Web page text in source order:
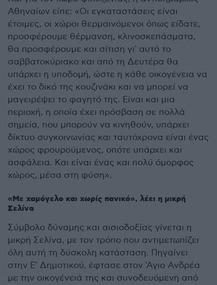
Αθηναίων είπε: «Οι εγκαταστάσεις είναι
έτοιμες, οι χώροι θερμαινόμενοι όπως είδατε,
προσφέρουμε θέρμανση, κλινοσκεπάσματα,
θα προσφέρουμε και σίτιση γι' αυτό το
σαββατοκύριακο και από τη Δευτέρα θα
υπάρχει η υποδομή, ώστε η κάθε οικογένεια να
έχει το δικό της κουζινάκι και να μπορεί να
μαγειρέψει το φαγητό της. Είναι και μια
περιοχή, η οποία έχει πρόσβαση σε πολλά
σημεία, που μπορούν να κινηθούν, υπάρχει
δίκτυο συγκοινωνίας και ταυτόχρονα είναι ένας
χώρος φρουρούμενος, οπότε υπάρχει και
ασφάλεια. Και είναι ένας και πολύ όμορφος
χώρος, μέσα στη φύση».
«Με χαμόγελο και χωρίς πανικό», λέει η μικρή
Σελίνα
Σύμβολο δύναμης και αισιοδοξίας γίνεται η
μικρή Σελίνα, με τον τρόπο που αντιμετωπίζει
όλη αυτή τη δύσκολη κατάσταση. Πηγαίνει
στην Ε' Δημοτικού, έφτασε στον 'Αγιο Ανδρέα
με την οικογένειά της και συνοδευόμενη από